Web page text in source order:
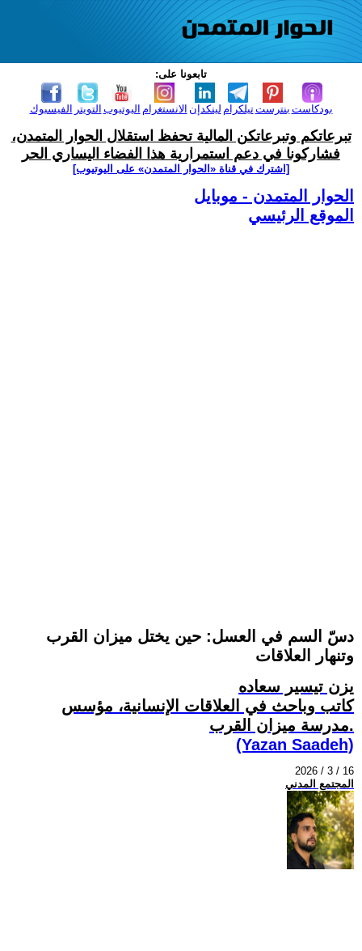
تابعونا على:
الفيسبوك التويتر اليوتيوب الانستغرام لينكدإن تيلكرامبنترست بودكاست
تبرعاتكم وتبرعاتكن المالية تحفظ استقلال الحوار المتمدن،
فشاركونا في دعم استمرارية هذا الفضاء اليساري الحر
[اشترك في قناة ‫«الحوار المتمدن» على اليوتيوب]
الحوار المتمدن - موبايل
الموقع الرئيسي
دسّ السم في العسل: حين يختل ميزان القرب
وتنهار العلاقات
يزن تيسير سعاده
كاتب وباحث في العلاقات الإنسانية، مؤسس
مدرسة ميزان القرب.
(Yazan Saadeh)
2026 / 3 / 16
المجتمع المدني